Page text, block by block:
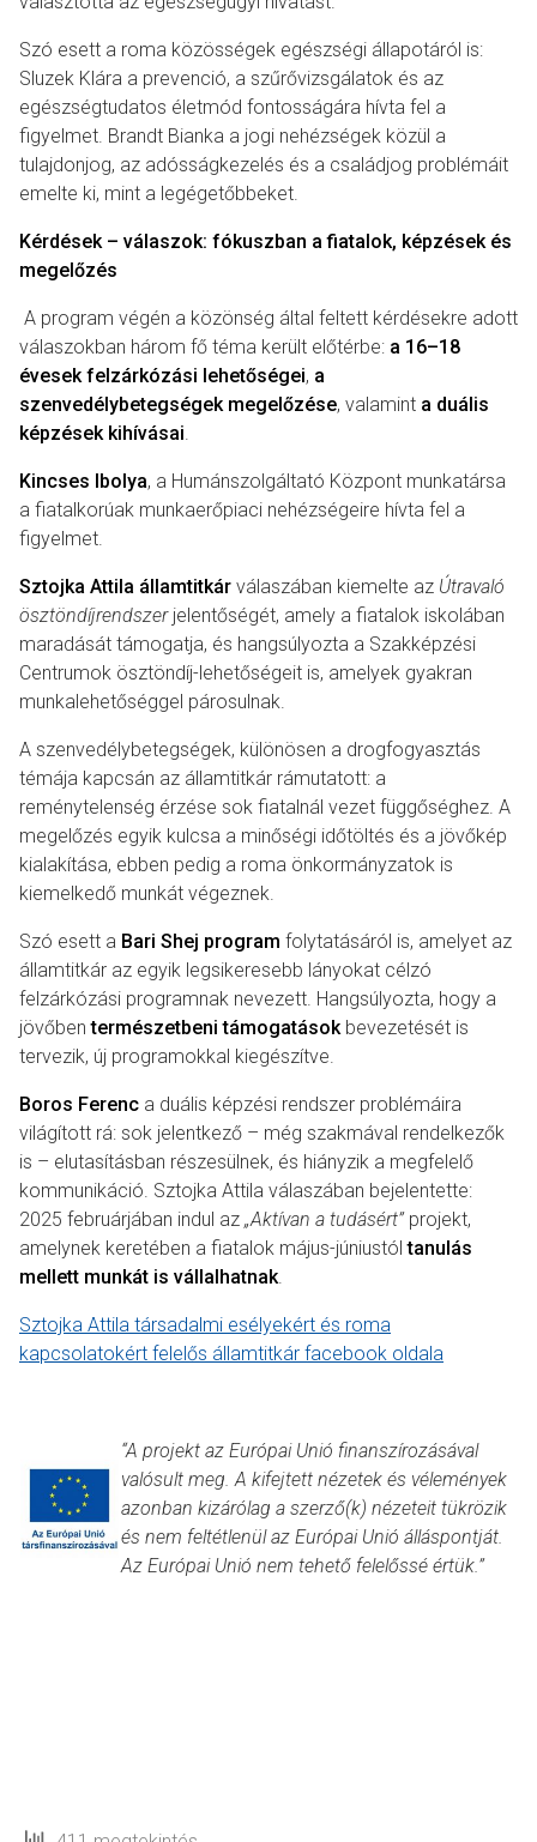
Szó esett a roma közösségek egészségi állapotáról is:
Sluzek Klára a prevenció, a szűrővizsgálatok és az
egészségtudatos életmód fontosságára hívta fel a
figyelmet. Brandt Bianka a jogi nehézségek közül a
tulajdonjog, az adósságkezelés és a családjog problémáit
emelte ki, mint a legégetőbbeket.
Kérdések – válaszok: fókuszban a fiatalok, képzések és
megelőzés
A program végén a közönség által feltett kérdésekre adott
válaszokban három fő téma került előtérbe: a 16–18
évesek felzárkózási lehetőségei, a
szenvedélybetegségek megelőzése, valamint a duális
képzések kihívásai
Kincses Ibolya, a Humánszolgáltató Központ munkatársa
a fiatalkorúak munkaerőpiaci nehézségeire hívta fel a
figyelmet.
Sztojka Attila államtitkár válaszában kiemelte az Útravaló
ösztöndíjrendszerjelentőségét, amely a fiatalok iskolában
maradását támogatja, és hangsúlyozta a Szakképzési
Centrumok ösztöndíj-lehetőségeit is, amelyek gyakran
munkalehetőséggel párosulnak.
A szenvedélybetegségek, különösen a drogfogyasztás
témája kapcsán az államtitkár rámutatott: a
reménytelenség érzése sok fiatalnál vezet függőséghez. A
megelőzés egyik kulcsa a minőségi időtöltés és a jövőkép
kialakítása, ebben pedig a roma önkormányzatok is
kiemelkedő munkát végeznek.
Szó esett a Bari Shej program folytatásáról is, amelyet az
államtitkár az egyik legsikeresebb lányokat célzó
felzárkózási programnak nevezett. Hangsúlyozta, hogy a
jövőbentermészetbeni támogatások bevezetését is
tervezik, új programokkal kiegészítve.
Boros Ferenc a duális képzési rendszer problémáira
világított rá: sok jelentkező – még szakmával rendelkezők
is – elutasításban részesülnek, és hiányzik a megfelelő
kommunikáció. Sztojka Attila válaszában bejelentette:
2025 februárjában indul az „Aktívan a tudásért”projekt,
amelynek keretében a fiatalok május-júniustóltanulás
mellett munkát is vállalhatnak
Sztojka Attila társadalmi esélyekért és roma
kapcsolatokért felelős államtitkár facebook oldala
“A projekt az Európai Unió finanszírozásával
valósult meg. A kifejtett nézetek és vélemények
azonban kizárólag a szerző(k) nézeteit tükrözik
és nem feltétlenül az Európai Unió álláspontját.
Az Európai Unió nem tehető felelőssé értük.”